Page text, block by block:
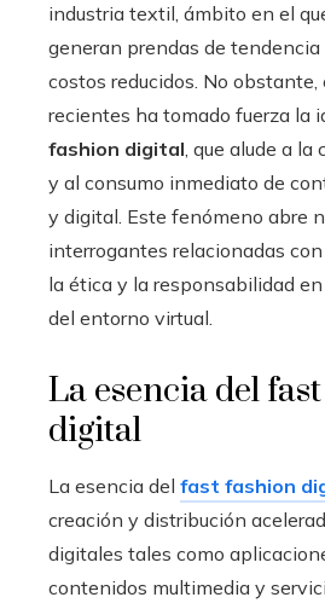
industria textil, ámbito en el
generan prendas de
costos reducidos. No
recientes ha tomado fuerza la
fashion digital, que alude a la
y al consumo inmediato de
y digital. Este fenómeno abre
interrogantes relacionadas
la ética y la responsabilidad
del entorno virtual.
La esencia del
digital
La esencia del fast fashion
creación y distribución
digitales tales como
contenidos multimedia y